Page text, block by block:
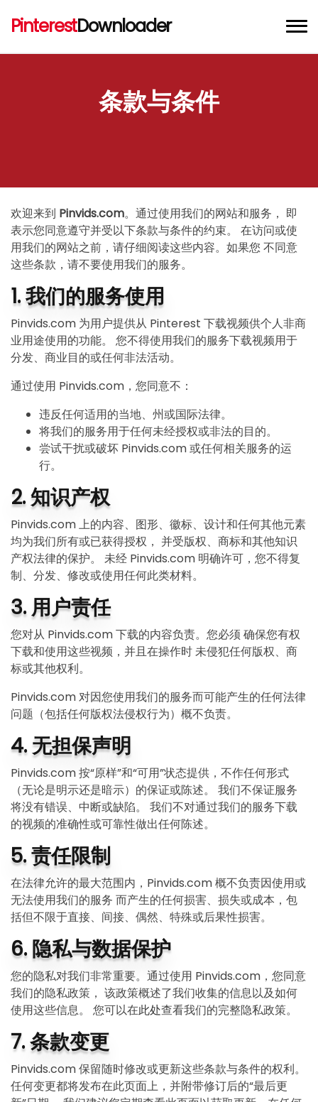
PinterestDownloader
Pinterest 图片下载器
条款与条件
欢迎来到 Pinvids.com。通过使用我们的网站和服务， 即
表示您同意遵守并受以下条款与条件的约束。 在访问或使
用我们的网站之前，请仔细阅读这些内容。如果您 不同意
这些条款，请不要使用我们的服务。
1. 我们的服务使用
Pinvids.com 为用户提供从 Pinterest 下载视频供个人非商
业用途使用的功能。 您不得使用我们的服务下载视频用于
分发、商业目的或任何非法活动。
通过使用 Pinvids.com，您同意不：
违反任何适用的当地、州或国际法律。
将我们的服务用于任何未经授权或非法的目的。
尝试干扰或破坏 Pinvids.com 或任何相关服务的运
行。
2. 知识产权
Pinvids.com 上的内容、图形、徽标、设计和任何其他元素
均为我们所有或已获得授权， 并受版权、商标和其他知识
产权法律的保护。 未经 Pinvids.com 明确许可，您不得复
制、分发、修改或使用任何此类材料。
3. 用户责任
您对从 Pinvids.com 下载的内容负责。您必须 确保您有权
下载和使用这些视频，并且在操作时 未侵犯任何版权、商
标或其他权利。
Pinvids.com 对因您使用我们的服务而可能产生的任何法律
问题（包括任何版权法侵权行为）概不负责。
4. 无担保声明
Pinvids.com 按“原样”和“可用”状态提供，不作任何形式
（无论是明示还是暗示）的保证或陈述。 我们不保证服务
将没有错误、中断或缺陷。 我们不对通过我们的服务下载
的视频的准确性或可靠性做出任何陈述。
5. 责任限制
在法律允许的最大范围内，Pinvids.com 概不负责因使用或
无法使用我们的服务 而产生的任何损害、损失或成本，包
括但不限于直接、间接、偶然、特殊或后果性损害。
6. 隐私与数据保护
您的隐私对我们非常重要。通过使用 Pinvids.com，您同意
我们的隐私政策， 该政策概述了我们收集的信息以及如何
使用这些信息。 您可以在此处查看我们的完整隐私政策。
7. 条款变更
Pinvids.com 保留随时修改或更新这些条款与条件的权利。
任何变更都将发布在此页面上，并附带修订后的“最后更